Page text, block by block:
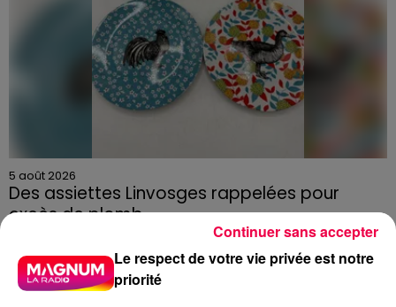
5 août 2026
Des assiettes Linvosges rappelées pour
excès de plomb
Du plomb a été détecté dans deux assiettes en
céramique vendues entre 2020 et 2022 par Linvosges.
Le respect de votre vie privée est notre
priorité
Continuer sans accepter